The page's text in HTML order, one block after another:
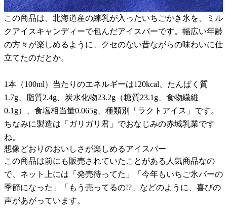
この商品は、北海道産の練乳が入ったいちごかき氷を、ミル
クアイスキャンディーで包んだアイスバーです。幅広い年齢
の方々が楽しめるように、クセのない昔ながらの味わいに仕
立てたのだとか。
1本（100ml）当たりのエネルギーは120kcal、たんぱく質
1.7g、脂質2.4g、炭水化物23.2g（糖質23.1g、食物繊維
0.1g）、食塩相当量0.065g、種類別「ラクトアイス」です。
ちなみに製造は「ガリガリ君」でおなじみの赤城乳業です
ね。
想像どおりのおいしさが楽しめるアイスバー
この商品は前にも販売されていたことがある人気商品なの
で、ネット上には「発売待ってた」「今年もいちご氷バーの
季節になった」「もう売ってるの!?」などのように、喜びの
声があがっています。